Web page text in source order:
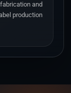
and
production.